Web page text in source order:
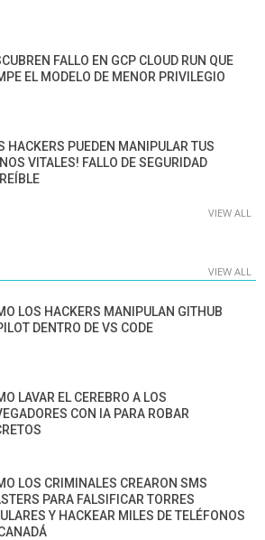
FALLO EN GCP CLOUD RUN QUE
EL MODELO DE MENOR PRIVILEGIO
HACKERS PUEDEN MANIPULAR TUS
VITALES! FALLO DE SEGURIDAD
VIEW ALL
VIEW ALL
LOS HACKERS MANIPULAN GITHUB
DENTRO DE VS CODE
LAVAR EL CEREBRO A LOS
CON IA PARA ROBAR
LOS CRIMINALES CREARON SMS
PARA FALSIFICAR TORRES
Y HACKEAR MILES DE TELÉFONOS